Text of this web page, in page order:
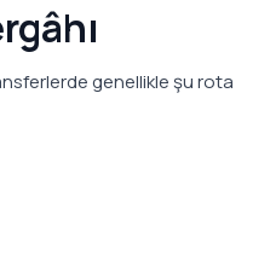
genellikle şu rota